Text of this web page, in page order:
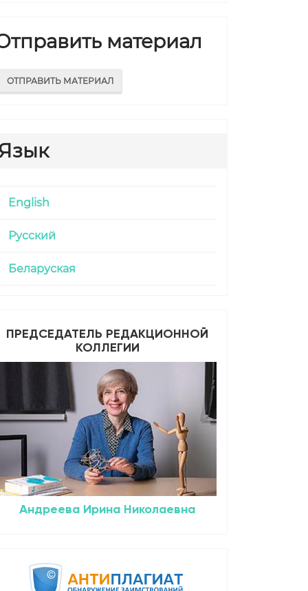
материал
ОТПРАВИТЬ МАТЕРИАЛ
English
Русский
Беларуская
ПРЕДСЕДАТЕЛЬ РЕДАКЦИОННОЙ
КОЛЛЕГИИ
Андреева Ирина Николаевна